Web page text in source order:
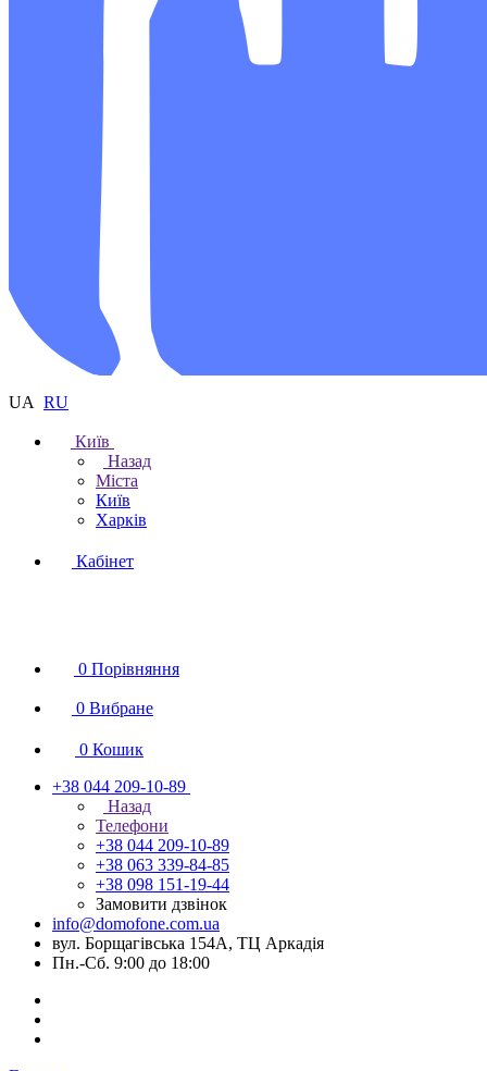
UA RU
Київ
Назад
Міста
Київ
Харків
Кабінет
0 Порівняння
0 Вибране
0 Кошик
+38 044 209-10-89
Назад
Телефони
+38 044 209-10-89
+38 063 339-84-85
+38 098 151-19-44
Замовити дзвінок
info@domofone.com.ua
вул. Борщагівська 154А, ТЦ Аркадія
Пн.-Сб. 9:00 до 18:00